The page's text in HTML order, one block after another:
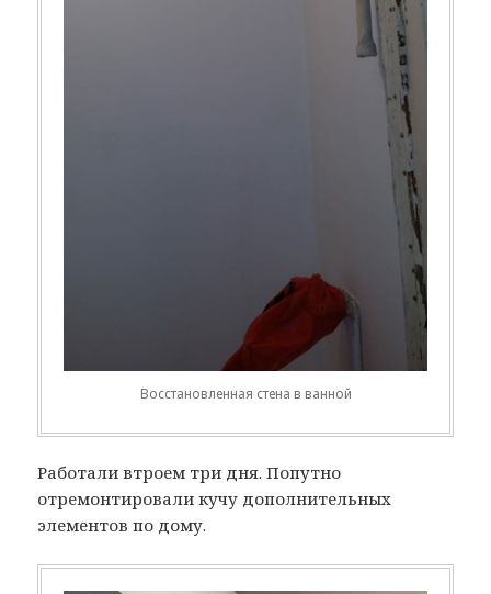
Восстановленная стена в ванной
Работали втроем три дня. Попутно
отремонтировали кучу дополнительных
элементов по дому.